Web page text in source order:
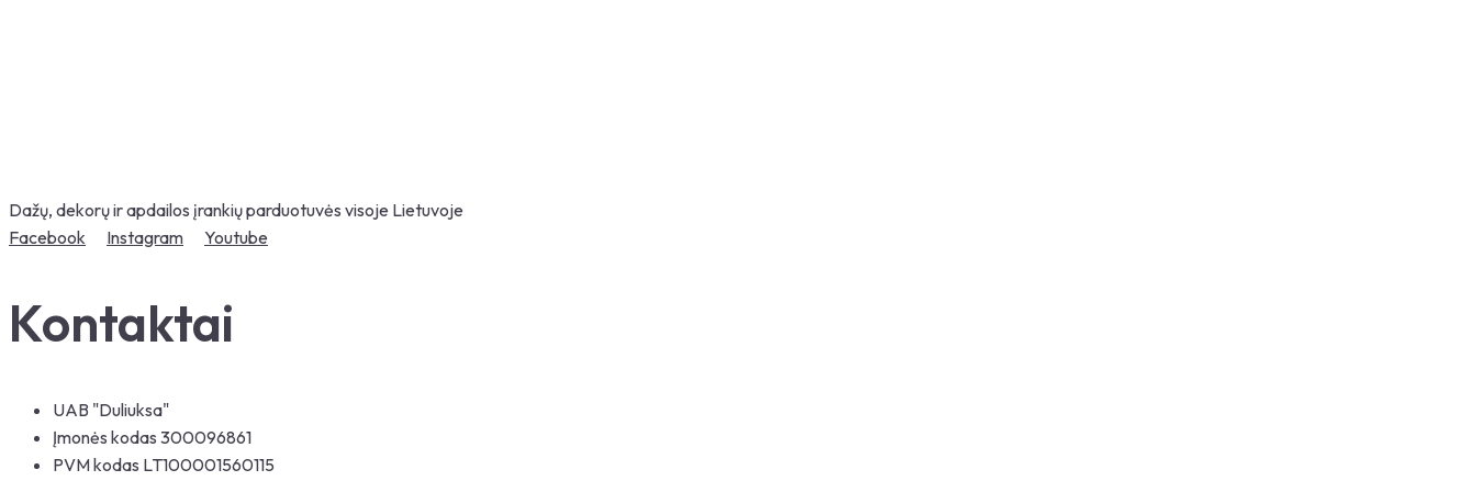
Dažų, dekorų ir apdailos įrankių parduotuvės visoje Lietuvoje
Facebook
Instagram Youtube
Kontaktai
UAB "Duliuksa"
Įmonės kodas 300096861
PVM kodas LT100001560115